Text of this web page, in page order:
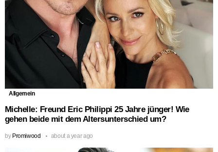
Allgemein
Michelle: Freund Eric Philippi 25 Jahre jünger! Wie
gehen beide mit dem Altersunterschied um?
by Promiwood about a year ago